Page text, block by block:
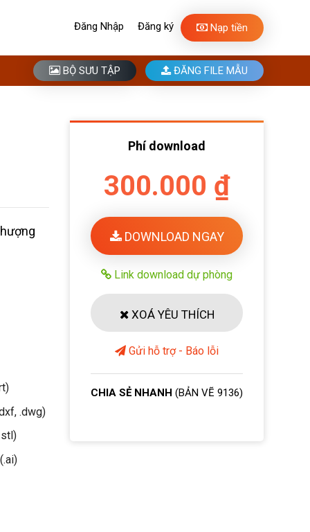
Đăng Nhập Đăng ký Nạp tiền
BỘ SƯU TẬP ĐĂNG FILE MẪU
.dwg)
Phí download
300.000 ₫
DOWNLOAD NGAY
Link download dự phòng
XOÁ YÊU THÍCH
Gửi hỗ trợ - Báo lỗi
CHIA SẺ NHANH (BẢN VẼ 9136)